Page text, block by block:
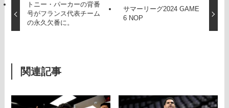
トニー・パーカーの背番
号がフランス代表チーム
の永久欠番に。
サマーリーグ2024 GAME
6 NOP
関連記事